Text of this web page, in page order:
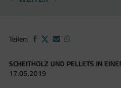
Teilen:
SCHEITHOLZ UND PELLETS IN
17.05.2019